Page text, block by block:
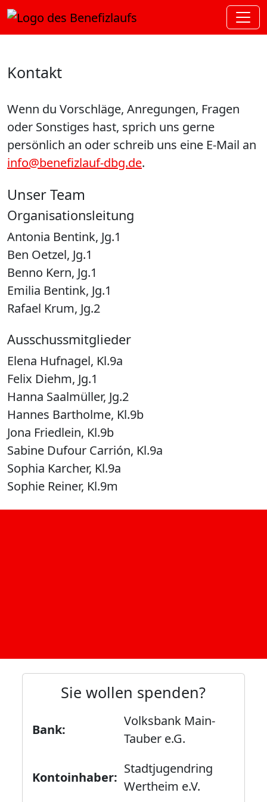
Kontakt
Wenn du Vorschläge, Anregungen, Fragen
oder Sonstiges hast, sprich uns gerne
persönlich an oder schreib uns eine E-Mail an
info@benefizlauf-dbg.de.
Unser Team
Organisationsleitung
Antonia Bentink, Jg.1
Ben Oetzel, Jg.1
Benno Kern, Jg.1
Emilia Bentink, Jg.1
Rafael Krum, Jg.2
Ausschussmitglieder
Elena Hufnagel, Kl.9a
Felix Diehm, Jg.1
Hanna Saalmüller, Jg.2
Hannes Bartholme, Kl.9b
Jona Friedlein, Kl.9b
Sabine Dufour Carrión, Kl.9a
Sophia Karcher, Kl.9a
Sophie Reiner, Kl.9m
Sie wollen spenden?
Bank:
Volksbank Main-
Tauber e.G.
Kontoinhaber:
Stadtjugendring
Wertheim e.V.